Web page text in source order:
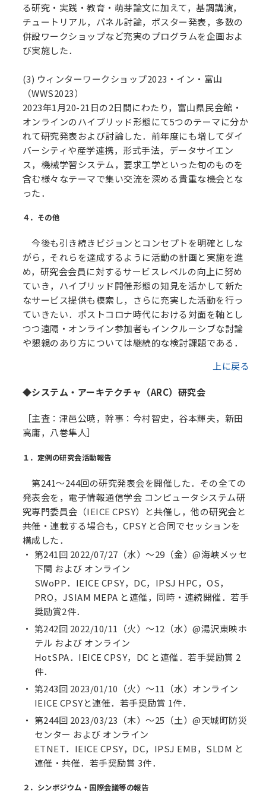
る研究・実践・教育・萌芽論文に加えて，基調講演，
チュートリアル，パネル討論，ポスター発表，多数の
併設ワークショップなど充実のプログラムを企画およ
び実施した．
(3) ウィンターワークショップ2023・イン・富山
（WWS2023）
2023年1月20-21日の2日間にわたり，富山県民会館・
オンラインのハイブリッド形態にて5つのテーマに分か
れて研究発表および討論した．前年度にも増してダイ
バーシティや産学連携，形式手法，データサイエン
ス，機械学習システム，要求工学といった旬のものを
含む様々なテーマで集い交流を深める貴重な機会とな
った．
４．その他
今後も引き続きビジョンとコンセプトを明確としな
がら，それらを達成するように活動の計画と実施を進
め，研究会会員に対するサービスレベルの向上に努め
ていき，ハイブリッド開催形態の知見を活かして新た
なサービス提供も模索し，さらに充実した活動を行っ
ていきたい．ポストコロナ時代における対面を軸とし
つつ遠隔・オンライン参加者もインクルーシブな討論
や懇親のあり方については継続的な検討課題である．
上に戻る
◆システム・アーキテクチャ（ARC）研究会
［主査：津邑公暁，幹事：今村智史，谷本輝夫，新田
高庸，八巻隼人］
１．定例の研究会活動報告
第241～244回の研究発表会を開催した．その全ての
発表会を，電子情報通信学会 コンピュータシステム研
究専門委員会（IEICE CPSY）と共催し，他の研究会と
共催・連載する場合も，CPSY と合同でセッションを
構成した．
第241回 2022/07/27（水）～29（金）@海峡メッセ
下関 および オンライン
SWoPP．IEICE CPSY，DC，IPSJ HPC，OS，
PRO，JSIAM MEPA と連催，同時・連続開催．若手
奨励賞2件．
第242回 2022/10/11（火）～12（水）@湯沢東映ホ
テル および オンライン
HotSPA．IEICE CPSY，DC と連催．若手奨励賞 2
件．
第243回 2023/01/10（火）～11（水）オンライン
IEICE CPSYと連催．若手奨励賞 1件．
第244回 2023/03/23（木）～25（土）@天城町防災
センター および オンライン
ETNET．IEICE CPSY，DC，IPSJ EMB，SLDM と
連催・共催．若手奨励賞 3件．
２．シンポジウム・国際会議等の報告